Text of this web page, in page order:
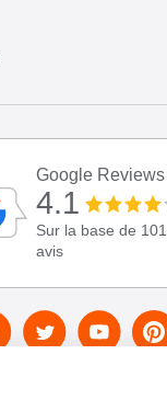
Google Reviews
4.1
Sur la base de 101
avis